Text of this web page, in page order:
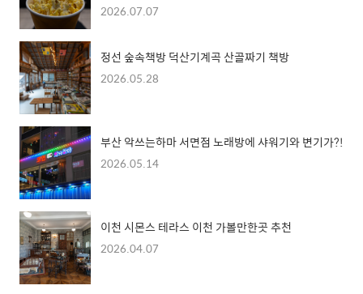
2026.07.07
정선 숲속책방 덕산기계곡 산골짜기 책방
2026.05.28
부산 악쓰는하마 서면점 노래방에 샤워기와 변기가?!
2026.05.14
이천 시몬스 테라스 이천 가볼만한곳 추천
2026.04.07